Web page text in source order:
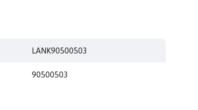
LANK90500503
90500503